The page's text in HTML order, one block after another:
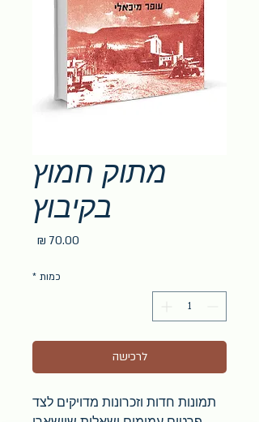
מתוק חמוץ
בקיבוץ
כמות *
לרכישה
תמונות חדות וזכרונות מדויקים לצד